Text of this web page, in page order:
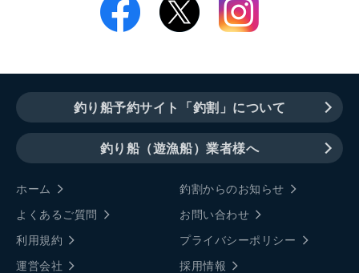
釣り船予約サイト「釣割」について
釣り船（遊漁船）業者様へ
ホーム
釣割からのお知らせ
よくあるご質問
お問い合わせ
利用規約
プライバシーポリシー
運営会社
採用情報